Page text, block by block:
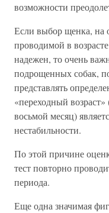
возможности
Если выбор щенка, на
проводимой в
надежен, то очень
подрощенных собак,
представлять
«переходный
восьмой месяц)
нестабильности.
По этой причине
тест повторно
периода.
Еще одна значимая